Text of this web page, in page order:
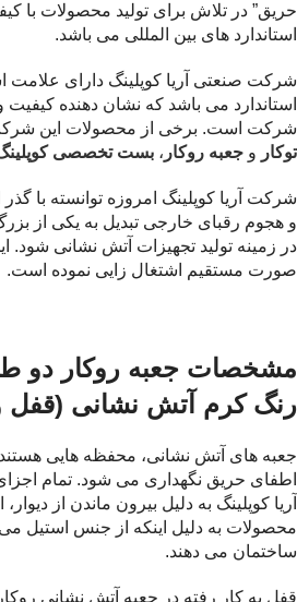
حریق” در تلاش برای تولید محصولات با
استاندارد های بین المللی می باشد.
شرکت صنعتی آریا کوپلینگ دارای علامت
استاندارد می باشد که نشان دهنده
شرکت است. برخی از محصولات این شرکت
توکار و جعبه روکار ، بست تخصصی
شرکت آریا کوپلینگ امروزه توانسته با
و هجوم رقبای خارجی تبدیل به یکی از
در زمینه تولید تجهیزات آتش نشانی
صورت مستقیم اشتغال زایی نموده است.
مشخصات جعبه روکار دو
رنگ کرم آتش نشانی (قفل و
جعبه های آتش نشانی، محفظه هایی هستند
اطفای حریق نگهداری می شود. تمام
آریا کوپلینگ به دلیل بیرون ماندن از
محصولات به دلیل اینکه از جنس استیل می
ساختمان می دهند.
قفل به کار رفته در جعبه آتش نشانی روکار